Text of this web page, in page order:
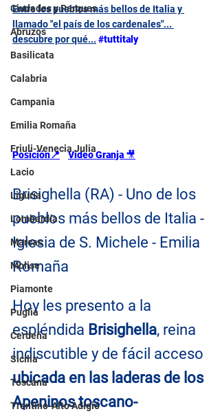
Ciudades y Parques
Abruzos
Basilicata
Calabria
Campania
Emilia Romaña
Friuli-Venecia Julia
Lacio
Liguria
Lombardía
Marcas
Molise
Piamonte
Puglia
Cerdeña
Sicilia
Toscana
Trentino-Alto Adigio
Entre los pueblos más bellos de Italia y
llamado "el país de los cardenales"...
descubre por qué... #tuttitaly
Posición📍 Video Granja 🎥
Brisighella (RA) - Uno de los
pueblos más bellos de Italia -
Iglesia de S. Michele - Emilia
Romaña
Hoy les presento a la
espléndida Brisighella, reina
indiscutible y de fácil acceso
ubicada en las laderas de los
Apeninos toscano-